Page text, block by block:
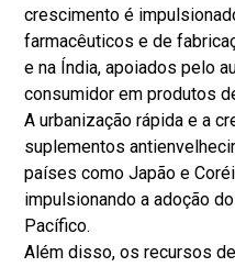
crescimento é
farmacêuticos e de
e na Índia, apoiados pelo
consumidor em produtos
A urbanização rápida e a
suplementos
países como Japão e
impulsionando a adoção
Pacífico.
Além disso, os recursos